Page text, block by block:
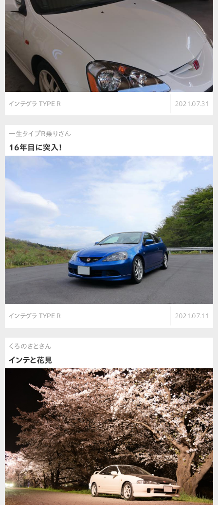
インテグラ TYPE R 2021.07.31
一生タイプR乗りさん
16年目に突入！
インテグラ TYPE R 2021.07.11
くろのさとさん
インテと花見